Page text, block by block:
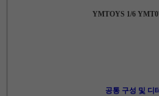
YMTOYS 1/6
공통 구성 및 디